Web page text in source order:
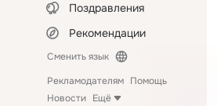
Поздравления
Рекомендации
Сменить язык
Рекламодателям Помощь
Новости Ещё